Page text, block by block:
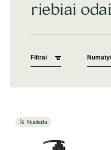
riebiai odai
Filtrai
Nuolaida